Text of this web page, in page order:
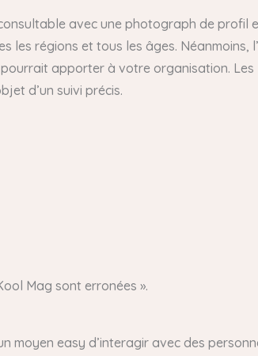
avec une photograph de profil
les régions et tous les âges. Néanmoins,
apporter à votre organisation. Les
d’un suivi précis.
Mag sont erronées ».
moyen easy d’interagir avec des